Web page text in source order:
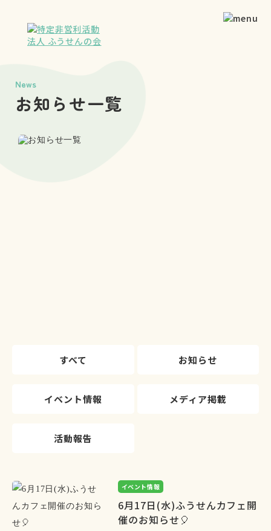
News
お知らせ一覧
すべて お知らせ
イベント情報 メディア掲載
活動報告
イベント情報
6月17日(水)ふうせんカフェ開
催のお知らせ🎈